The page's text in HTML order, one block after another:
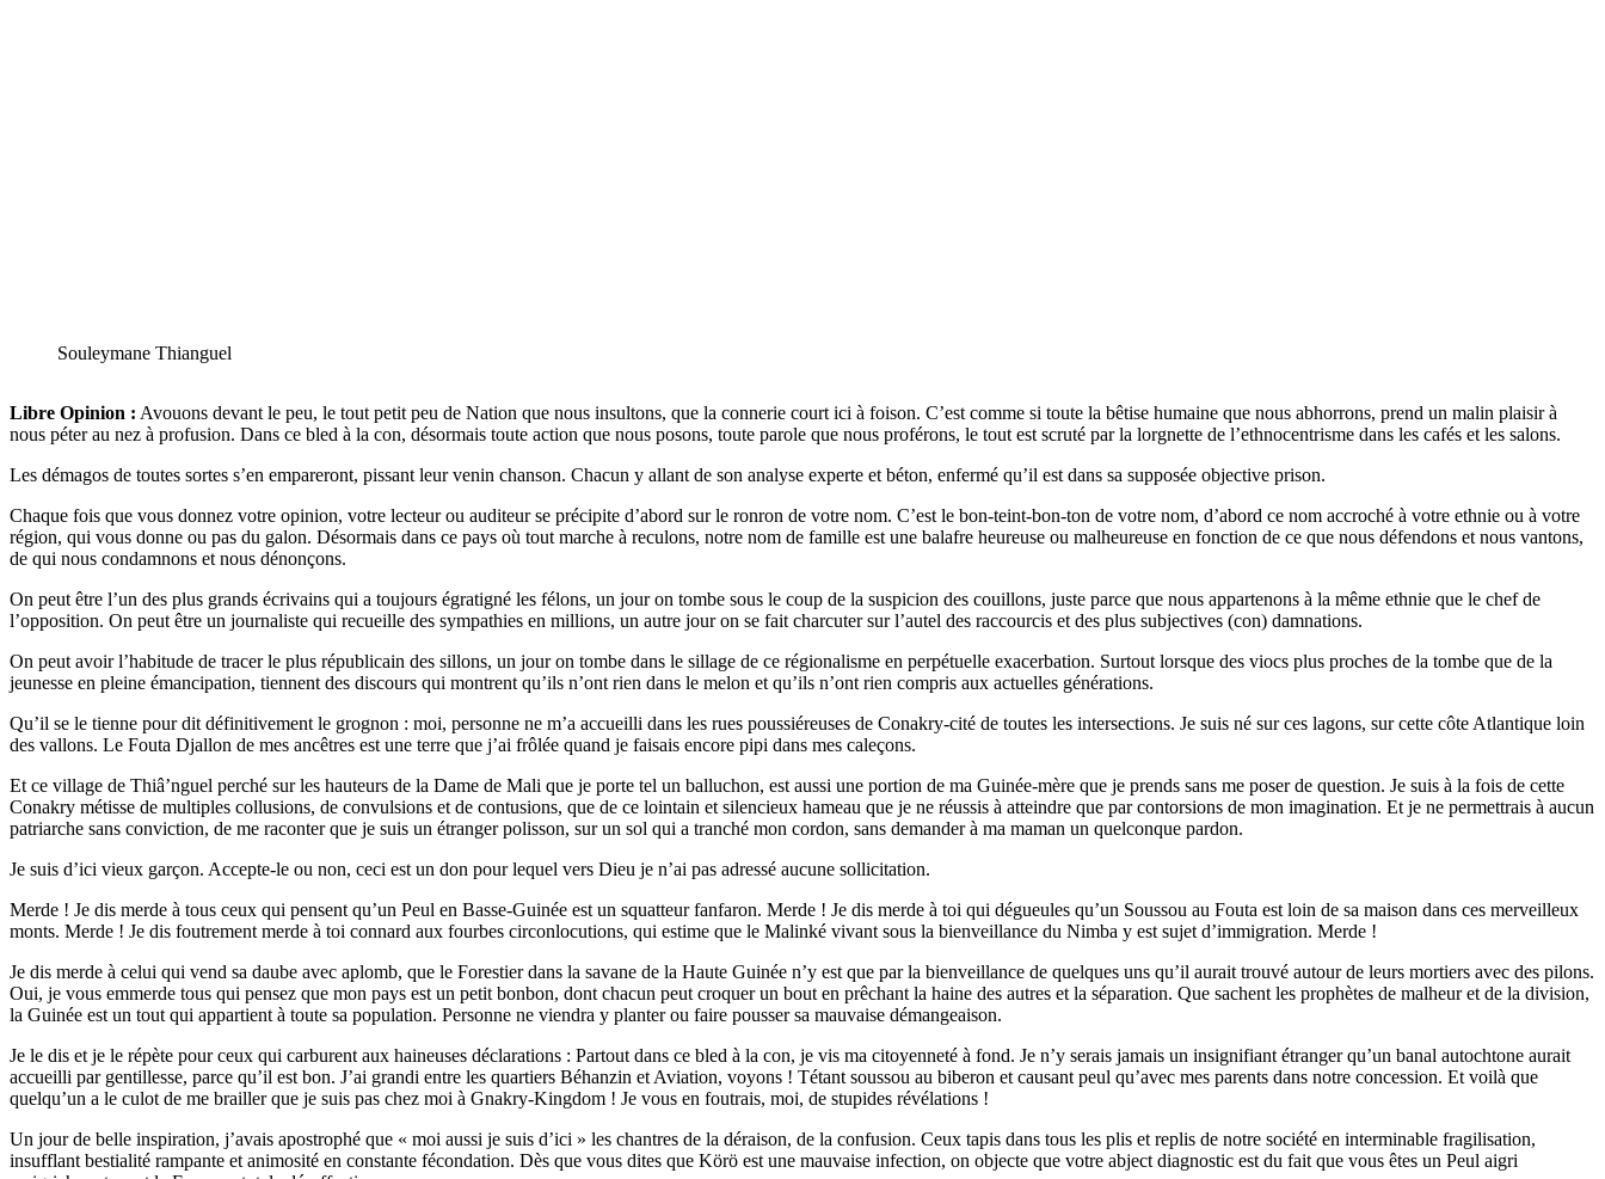
Souleymane Thianguel
Libre Opinion : Avouons devant le peu, le tout petit peu de Nation que nous insultons, que la connerie court ici à foison. C’est comme si toute la bêtise humaine que nous abhorrons, prend un malin plaisir à
nous péter au nez à profusion. Dans ce bled à la con, désormais toute action que nous posons, toute parole que nous proférons, le tout est scruté par la lorgnette de l’ethnocentrisme dans les cafés et les salons.
Les démagos de toutes sortes s’en empareront, pissant leur venin chanson. Chacun y allant de son analyse experte et béton, enfermé qu’il est dans sa supposée objective prison.
Chaque fois que vous donnez votre opinion, votre lecteur ou auditeur se précipite d’abord sur le ronron de votre nom. C’est le bon-teint-bon-ton de votre nom, d’abord ce nom accroché à votre ethnie ou à votre
région, qui vous donne ou pas du galon. Désormais dans ce pays où tout marche à reculons, notre nom de famille est une balafre heureuse ou malheureuse en fonction de ce que nous défendons et nous vantons,
de qui nous condamnons et nous dénonçons.
On peut être l’un des plus grands écrivains qui a toujours égratigné les félons, un jour on tombe sous le coup de la suspicion des couillons, juste parce que nous appartenons à la même ethnie que le chef de
l’opposition. On peut être un journaliste qui recueille des sympathies en millions, un autre jour on se fait charcuter sur l’autel des raccourcis et des plus subjectives (con) damnations.
On peut avoir l’habitude de tracer le plus républicain des sillons, un jour on tombe dans le sillage de ce régionalisme en perpétuelle exacerbation. Surtout lorsque des viocs plus proches de la tombe que de la
jeunesse en pleine émancipation, tiennent des discours qui montrent qu’ils n’ont rien dans le melon et qu’ils n’ont rien compris aux actuelles générations.
Qu’il se le tienne pour dit définitivement le grognon : moi, personne ne m’a accueilli dans les rues poussiéreuses de Conakry-cité de toutes les intersections. Je suis né sur ces lagons, sur cette côte Atlantique loin
des vallons. Le Fouta Djallon de mes ancêtres est une terre que j’ai frôlée quand je faisais encore pipi dans mes caleçons.
Et ce village de Thiâ’nguel perché sur les hauteurs de la Dame de Mali que je porte tel un balluchon, est aussi une portion de ma Guinée-mère que je prends sans me poser de question. Je suis à la fois de cette
Conakry métisse de multiples collusions, de convulsions et de contusions, que de ce lointain et silencieux hameau que je ne réussis à atteindre que par contorsions de mon imagination. Et je ne permettrais à aucun
patriarche sans conviction, de me raconter que je suis un étranger polisson, sur un sol qui a tranché mon cordon, sans demander à ma maman un quelconque pardon.
Je suis d’ici vieux garçon. Accepte-le ou non, ceci est un don pour lequel vers Dieu je n’ai pas adressé aucune sollicitation.
Merde ! Je dis merde à tous ceux qui pensent qu’un Peul en Basse-Guinée est un squatteur fanfaron. Merde ! Je dis merde à toi qui dégueules qu’un Soussou au Fouta est loin de sa maison dans ces merveilleux
monts. Merde ! Je dis foutrement merde à toi connard aux fourbes circonlocutions, qui estime que le Malinké vivant sous la bienveillance du Nimba y est sujet d’immigration. Merde !
Je dis merde à celui qui vend sa daube avec aplomb, que le Forestier dans la savane de la Haute Guinée n’y est que par la bienveillance de quelques uns qu’il aurait trouvé autour de leurs mortiers avec des pilons.
Oui, je vous emmerde tous qui pensez que mon pays est un petit bonbon, dont chacun peut croquer un bout en prêchant la haine des autres et la séparation. Que sachent les prophètes de malheur et de la division,
la Guinée est un tout qui appartient à toute sa population. Personne ne viendra y planter ou faire pousser sa mauvaise démangeaison.
Je le dis et je le répète pour ceux qui carburent aux haineuses déclarations : Partout dans ce bled à la con, je vis ma citoyenneté à fond. Je n’y serais jamais un insignifiant étranger qu’un banal autochtone aurait
accueilli par gentillesse, parce qu’il est bon. J’ai grandi entre les quartiers Béhanzin et Aviation, voyons ! Tétant soussou au biberon et causant peul qu’avec mes parents dans notre concession. Et voilà que
quelqu’un a le culot de me brailler que je suis pas chez moi à Gnakry-Kingdom ! Je vous en foutrais, moi, de stupides révélations !
Un jour de belle inspiration, j’avais apostrophé que « moi aussi je suis d’ici » les chantres de la déraison, de la confusion. Ceux tapis dans tous les plis et replis de notre société en interminable fragilisation,
insufflant bestialité rampante et animosité en constante fécondation. Dès que vous dites que Körö est une mauvaise infection, on objecte que votre abject diagnostic est du fait que vous êtes un Peul aigri